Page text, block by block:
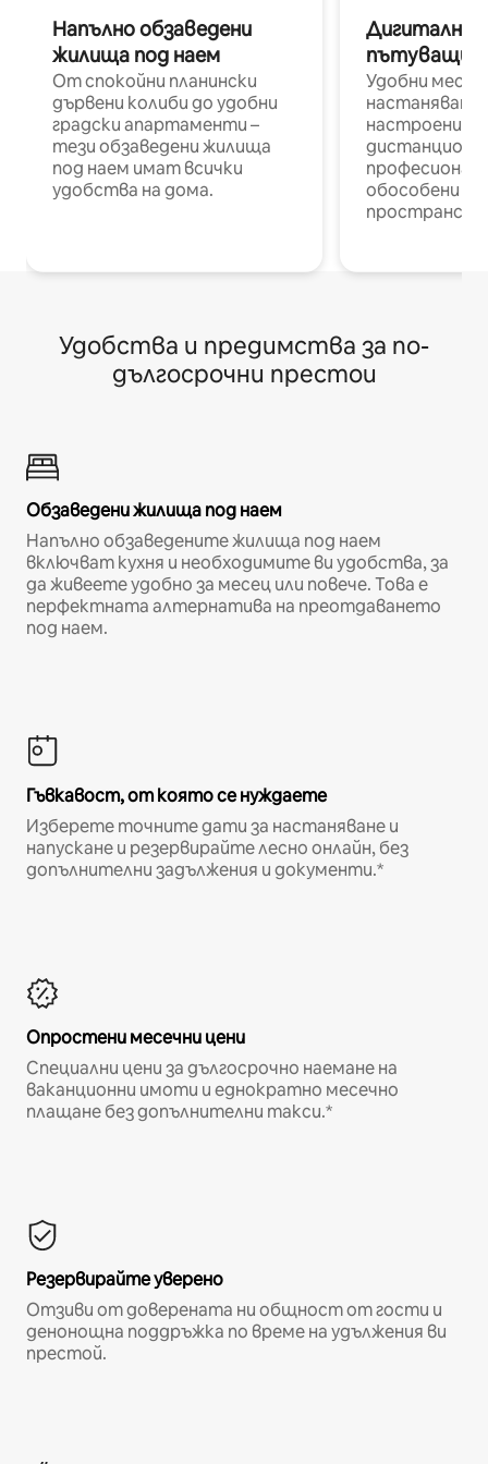
Напълно обзаведени
жилища под наем
От спокойни планински
дървени колиби до удобни
градски апартаменти –
тези обзаведени жилища
под наем имат всички
удобства на дома.
Дигитални
пътуващи
Удобни
настаняване
настроени и
обособени
Удобства и предимства за по-
дългосрочни престои
Обзаведени жилища под наем
Напълно обзаведените жилища под наем
включват кухня и необходимите ви удобства, за
да живеете удобно за месец или повече. Това е
перфектната алтернатива на преотдаването
под наем.
Гъвкавост, от която се нуждаете
Изберете точните дати за настаняване и
напускане и резервирайте лесно онлайн, без
допълнителни задължения и документи.*
Опростени месечни цени
Специални цени за дългосрочно наемане на
ваканционни имоти и еднократно месечно
плащане без допълнителни такси.*
Резервирайте уверено
Отзиви от доверената ни общност от гости и
денонощна поддръжка по време на удължения ви
престой.